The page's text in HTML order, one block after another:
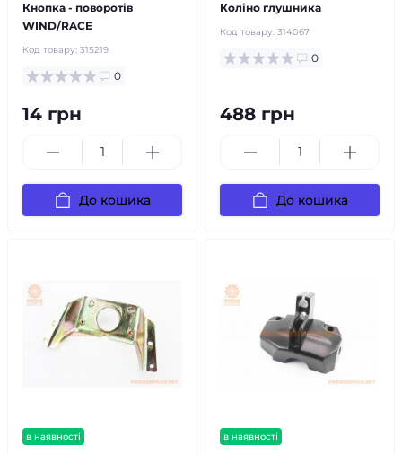
Кнопка - поворотів
WIND/RACE
Код товару: 315219
0
14 грн
До кошика
Коліно глушника
Код товару: 314067
0
488 грн
До кошика
в наявності в наявності